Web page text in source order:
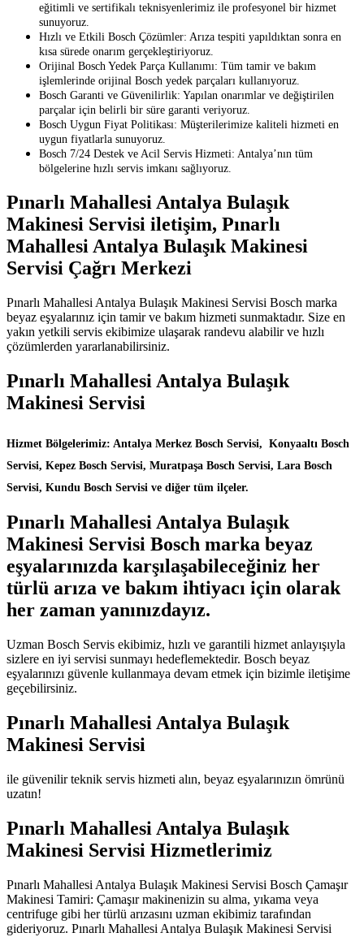
eğitimli ve sertifikalı teknisyenlerimiz ile profesyonel bir hizmet
sunuyoruz.
Hızlı ve Etkili Bosch Çözümler: Arıza tespiti yapıldıktan sonra en
kısa sürede onarım gerçekleştiriyoruz.
Orijinal Bosch Yedek Parça Kullanımı: Tüm tamir ve bakım
işlemlerinde orijinal Bosch yedek parçaları kullanıyoruz.
Bosch Garanti ve Güvenilirlik: Yapılan onarımlar ve değiştirilen
parçalar için belirli bir süre garanti veriyoruz.
Bosch Uygun Fiyat Politikası: Müşterilerimize kaliteli hizmeti en
uygun fiyatlarla sunuyoruz.
Bosch 7/24 Destek ve Acil Servis Hizmeti: Antalya’nın tüm
bölgelerine hızlı servis imkanı sağlıyoruz.
Pınarlı Mahallesi Antalya Bulaşık
Makinesi Servisi iletişim, Pınarlı
Mahallesi Antalya Bulaşık Makinesi
Servisi Çağrı Merkezi
Pınarlı Mahallesi Antalya Bulaşık Makinesi Servisi Bosch marka
beyaz eşyalarınız için tamir ve bakım hizmeti sunmaktadır. Size en
yakın yetkili servis ekibimize ulaşarak randevu alabilir ve hızlı
çözümlerden yararlanabilirsiniz.
Pınarlı Mahallesi Antalya Bulaşık
Makinesi Servisi
Hizmet Bölgelerimiz: Antalya Merkez Bosch Servisi, Konyaaltı Bosch
Servisi, Kepez Bosch Servisi, Muratpaşa Bosch Servisi, Lara Bosch
Servisi, Kundu Bosch Servisi ve diğer tüm ilçeler.
Pınarlı Mahallesi Antalya Bulaşık
Makinesi Servisi Bosch marka beyaz
eşyalarınızda karşılaşabileceğiniz her
türlü arıza ve bakım ihtiyacı için olarak
her zaman yanınızdayız.
Uzman Bosch Servis ekibimiz, hızlı ve garantili hizmet anlayışıyla
sizlere en iyi servisi sunmayı hedeflemektedir. Bosch beyaz
eşyalarınızı güvenle kullanmaya devam etmek için bizimle iletişime
geçebilirsiniz.
Pınarlı Mahallesi Antalya Bulaşık
Makinesi Servisi
ile güvenilir teknik servis hizmeti alın, beyaz eşyalarınızın ömrünü
uzatın!
Pınarlı Mahallesi Antalya Bulaşık
Makinesi Servisi Hizmetlerimiz
Pınarlı Mahallesi Antalya Bulaşık Makinesi Servisi Bosch Çamaşır
Makinesi Tamiri: Çamaşır makinenizin su alma, yıkama veya
centrifuge gibi her türlü arızasını uzman ekibimiz tarafından
gideriyoruz. Pınarlı Mahallesi Antalya Bulaşık Makinesi Servisi